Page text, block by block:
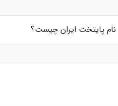
نام پایتخت ایران چیست؟